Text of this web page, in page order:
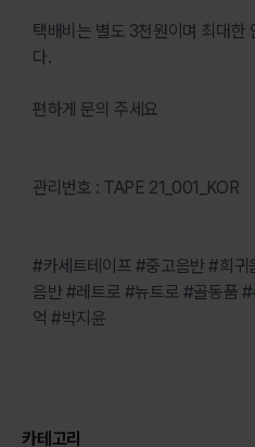
택배비는 별도 3천원이며 최대한
다.
편하게 문의 주세요
관리번호 : TAPE 21_001_KOR
#카세트테이프 #중고음반 #희귀
음반 #레트로 #뉴트로 #골동품
억 #박지윤
카테고리